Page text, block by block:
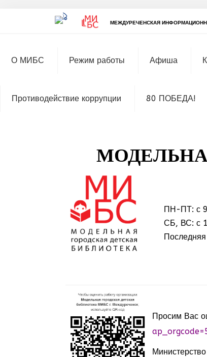
МЕЖДУРЕЧЕНСКАЯ
О МИБС Режим работы Афиша
Противодействие коррупции 80 ПОБЕДА!
ПН-ПТ: с
СБ, ВС: с
Просим Вас